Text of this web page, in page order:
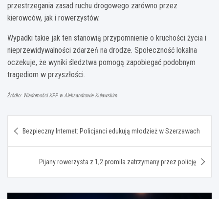
przestrzegania zasad ruchu drogowego zarówno przez
kierowców, jak i rowerzystów.
Wypadki takie jak ten stanowią przypomnienie o kruchości życia i
nieprzewidywalności zdarzeń na drodze. Społeczność lokalna
oczekuje, że wyniki śledztwa pomogą zapobiegać podobnym
tragediom w przyszłości.
Źródło: Wiadomości KPP w Aleksandrowie Kujawskim
wpisu
Bezpieczny Internet: Policjanci edukują młodzież w Szerzawach
Pijany rowerzysta z 1,2 promila zatrzymany przez policję